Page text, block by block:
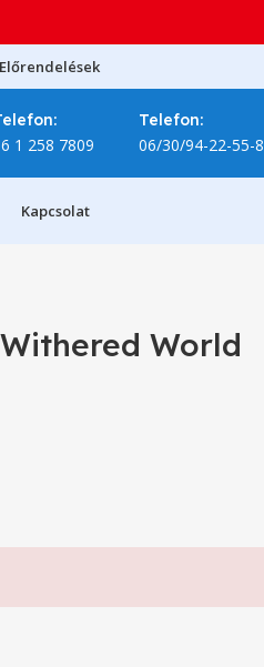
Előrendelések
1 258 7809
Telefon:
06/30/94-22-55-8
Kapcsolat
World